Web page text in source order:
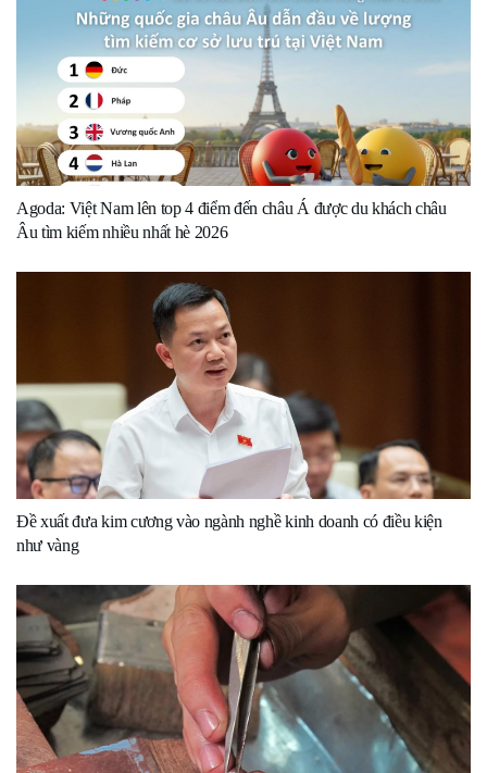
Agoda: Việt Nam lên top 4 điểm đến châu Á được du khách châu
Âu tìm kiếm nhiều nhất hè 2026
Đề xuất đưa kim cương vào ngành nghề kinh doanh có điều kiện
như vàng